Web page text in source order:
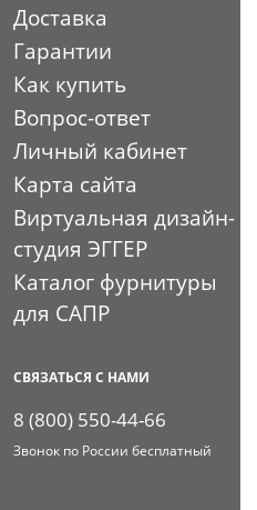
Доставка
Гарантии
Как купить
Вопрос-ответ
Личный кабинет
Карта сайта
Виртуальная дизайн-
студия ЭГГЕР
Каталог фурнитуры
для САПР
СВЯЗАТЬСЯ С НАМИ
8 (800) 550-44-66
Звонок по России бесплатный